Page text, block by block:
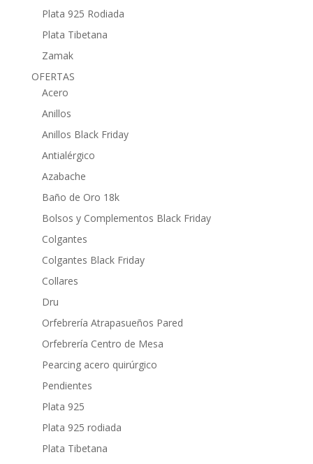
Plata 925 Rodiada
Plata Tibetana
Zamak
OFERTAS
Acero
Anillos
Anillos Black Friday
Antialérgico
Azabache
Baño de Oro 18k
Bolsos y Complementos Black Friday
Colgantes
Colgantes Black Friday
Collares
Dru
Orfebrería Atrapasueños Pared
Orfebrería Centro de Mesa
Pearcing acero quirúrgico
Pendientes
Plata 925
Plata 925 rodiada
Plata Tibetana